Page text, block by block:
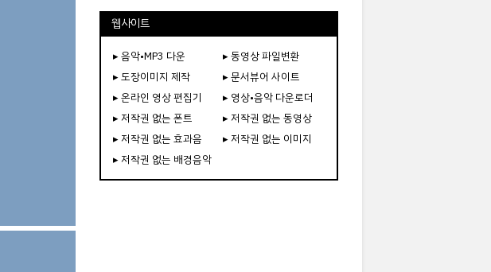
웹사이트
▸ 음악•MP3 다운
▸ 동영상 파일변환
▸ 도장이미지 제작
▸ 문서뷰어 사이트
▸ 온라인 영상 편집기
▸ 영상•음악 다운로더
▸ 저작권 없는 폰트
▸ 저작권 없는 동영상
▸ 저작권 없는 효과음
▸ 저작권 없는 이미지
▸ 저작권 없는 배경음악